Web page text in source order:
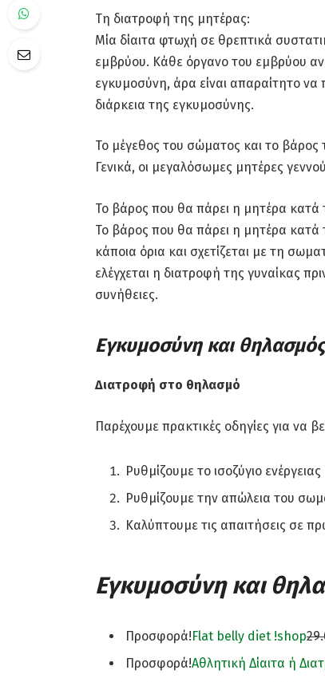
Τη διατροφή της μητέρας:
Μία δίαιτα φτωχή σε θρεπτικά
εμβρύου. Κάθε όργανο του εμβρύου
εγκυμοσύνη, άρα είναι απαραίτητο
διάρκεια της εγκυμοσύνης.
Το μέγεθος του σώματος και το
Γενικά, οι μεγαλόσωμες μητέρες
Το βάρος που θα πάρει η μητέρα κατά
Το βάρος που θα πάρει η μητέρα κατά
κάποια όρια και σχετίζεται με τη
ελέγχεται η διατροφή της γυναίκας
συνήθειες.
Εγκυμοσύνη και θηλασμός
Διατροφή στο θηλασμό
Παρέχουμε πρακτικές οδηγίες για να
Ρυθμίζουμε το ισοζύγιο
Ρυθμίζουμε την απώλεια του
Καλύπτουμε τις απαιτήσεις σε
Εγκυμοσύνη και
Προσφορά! Flat belly diet !shop
Προσφορά!Αθλητική Δίαιτα ή